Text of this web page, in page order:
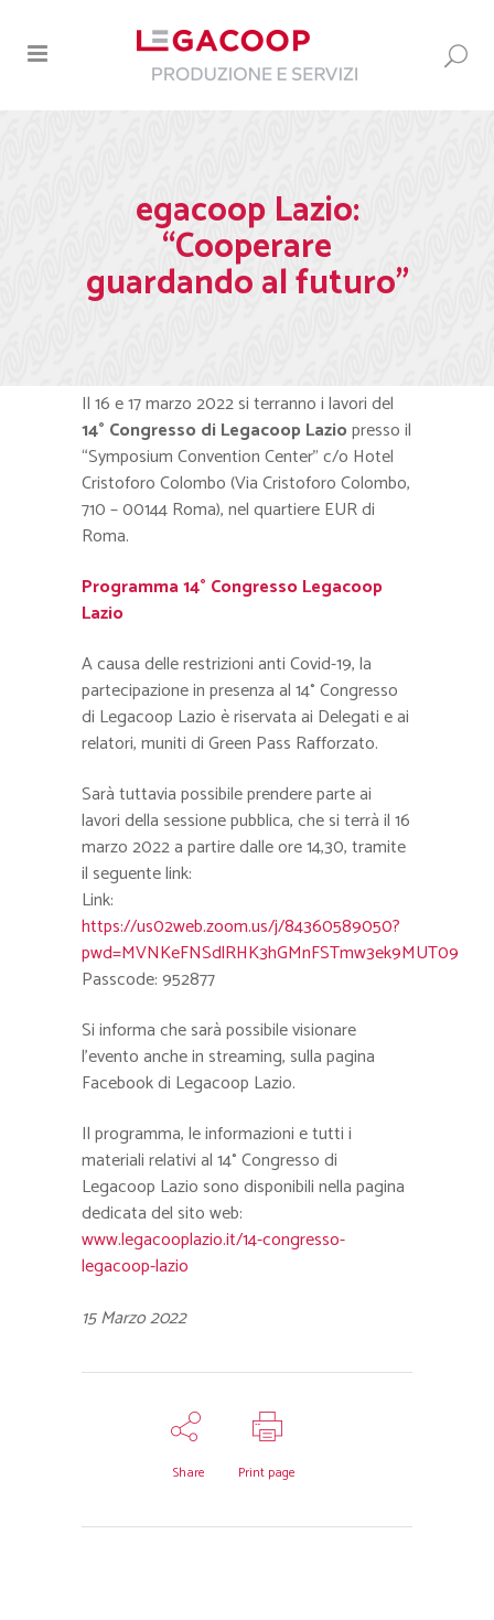
egacoop Lazio:
“Cooperare
guardando al futuro”
Il 16 e 17 marzo 2022 si terranno i lavori del
14° Congresso di Legacoop Laziopresso il
“Symposium Convention Center” c/o Hotel
Cristoforo Colombo (Via Cristoforo Colombo,
710 – 00144 Roma), nel quartiere EUR di
Roma.
Programma 14° Congresso Legacoop
Lazio
A causa delle restrizioni anti Covid-19, la
partecipazione in presenza al 14° Congresso
di Legacoop Lazio è riservata ai Delegati e ai
relatori, muniti di Green Pass Rafforzato.
Sarà tuttavia possibile prendere parte ai
lavori della sessione pubblica, che si terrà il 16
marzo 2022 a partire dalle ore 14,30, tramite
il seguente link:
Link:
https://us02web.zoom.us/j/84360589050?
pwd=MVNKeFNSdlRHK3hGMnFSTmw3ek9MUT09
Passcode: 952877
Si informa che sarà possibile visionare
l’evento anche in streaming, sulla pagina
Facebook di Legacoop Lazio.
Il programma, le informazioni e tutti i
materiali relativi al 14° Congresso di
Legacoop Lazio sono disponibili nella pagina
dedicata del sito web:
www.legacooplazio.it/14-congresso-
legacoop-lazio
15 Marzo 2022
Share Print page